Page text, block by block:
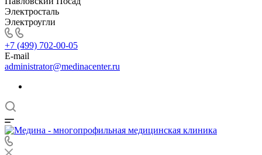
Электросталь
Электроугли
+7 (499) 702-00-05
E-mail
administrator@medinacenter.ru